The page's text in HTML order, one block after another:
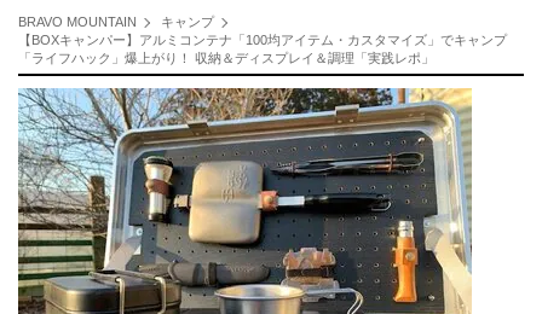
BRAVO MOUNTAIN
キャンプ
【BOXキャンパー】アルミコンテナ「100均アイテム・カスタマイズ」でキャンプ
「ライフハック」爆上がり！ 収納＆ディスプレイ＆調理「実践レポ」